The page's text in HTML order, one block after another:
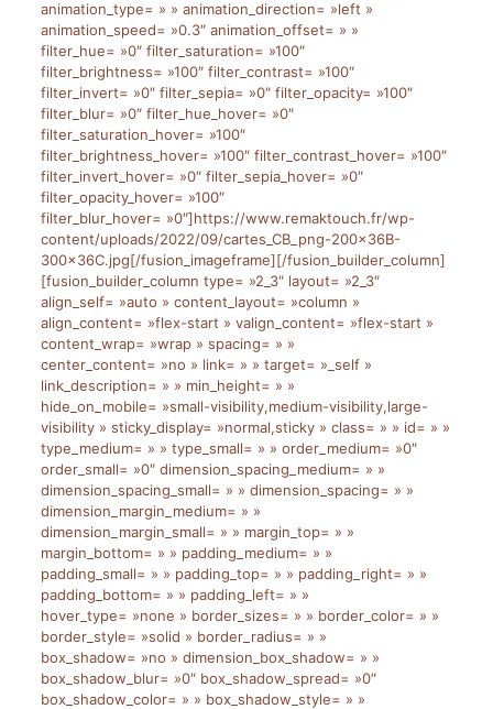
animation_type= » » animation_direction= »left »
animation_speed= »0.3″ animation_offset= » »
filter_hue= »0″ filter_saturation= »100″
filter_brightness= »100″ filter_contrast= »100″
filter_invert= »0″ filter_sepia= »0″ filter_opacity= »100″
filter_blur= »0″ filter_hue_hover= »0″
filter_saturation_hover= »100″
filter_brightness_hover= »100″ filter_contrast_hover= »100″
filter_invert_hover= »0″ filter_sepia_hover= »0″
filter_opacity_hover= »100″
filter_blur_hover= »0″]https://www.remaktouch.fr/wp-
content/uploads/2022/09/cartes_CB_png-200x36B-
300x36C.jpg[/fusion_imageframe][/fusion_builder_column]
[fusion_builder_column type= »2_3″ layout= »2_3″
align_self= »auto » content_layout= »column »
align_content= »flex-start » valign_content= »flex-start »
content_wrap= »wrap » spacing= » »
center_content= »no » link= » » target= »_self »
link_description= » » min_height= » »
hide_on_mobile= »small-visibility,medium-visibility,large-
visibility » sticky_display= »normal,sticky » class= » » id= » »
type_medium= » » type_small= » » order_medium= »0″
order_small= »0″ dimension_spacing_medium= » »
dimension_spacing_small= » » dimension_spacing= » »
dimension_margin_medium= » »
dimension_margin_small= » » margin_top= » »
margin_bottom= » » padding_medium= » »
padding_small= » » padding_top= » » padding_right= » »
padding_bottom= » » padding_left= » »
hover_type= »none » border_sizes= » » border_color= » »
border_style= »solid » border_radius= » »
box_shadow= »no » dimension_box_shadow= » »
box_shadow_blur= »0″ box_shadow_spread= »0″
box_shadow_color= » » box_shadow_style= » »